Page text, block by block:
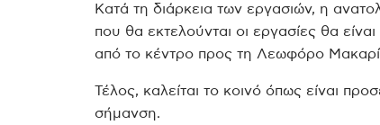
Κατά τη διάρκεια των εργασιών, η
που θα εκτελούνται οι εργασίες θα
από το κέντρο προς τη Λεωφόρο
Τέλος, καλείται το κοινό όπως είναι
σήμανση.